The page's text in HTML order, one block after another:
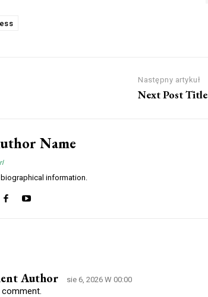
Następny artykuł
Next Post Title
Name
information.
Author sie 6, 2026 W 00:00